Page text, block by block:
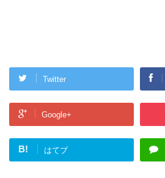
Twitter
Google+
B! はてブ